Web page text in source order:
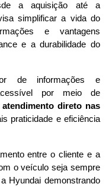
a aquisição até a
simplificar a vida do
e vantagens
e a durabilidade do
de informações e
atendimento direto nas
praticidade e eficiência
entre o cliente e a
o veículo seja sempre
Hyundai demonstrando